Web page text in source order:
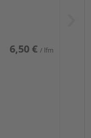
6,50 € / lfm